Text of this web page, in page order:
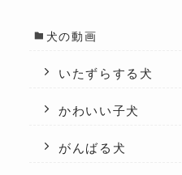
犬の動画
いたずらする犬
かわいい子犬
がんばる犬